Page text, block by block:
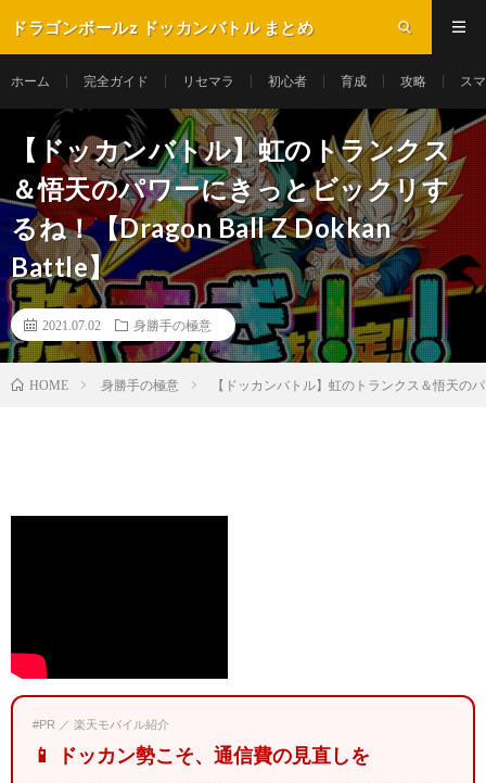
ドラゴンボールz ドッカンバトル まとめ
ホーム 完全ガイド リセマラ 初心者 育成 攻略 ス
【ドッカンバトル】虹のトランクス
＆悟天のパワーにきっとビックリす
るね！【Dragon Ball Z Dokkan
Battle】
2021.07.02 身勝手の極意
HOME 身勝手の極意 【ドッカンバトル】虹のトランクス＆悟天の
#PR ／ 楽天モバイル紹介
📱 ドッカン勢こそ、通信費の見直しを